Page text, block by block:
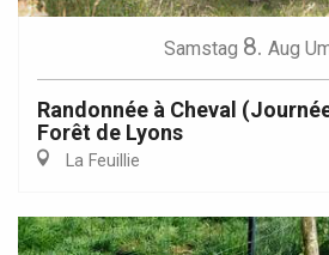
Samstag 8. Aug
Randonnée à Cheval
Forêt de Lyons
La Feuillie